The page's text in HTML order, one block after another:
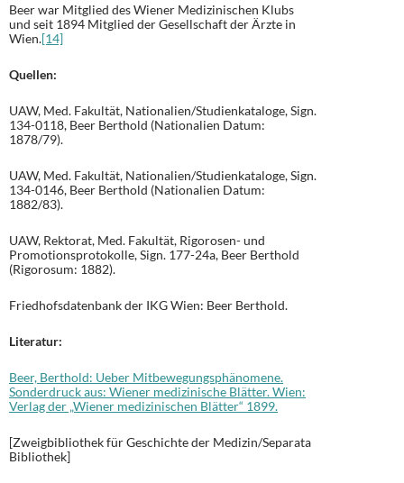
Beer war Mitglied des Wiener Medizinischen Klubs
und seit 1894 Mitglied der Gesellschaft der Ärzte in
Wien.[14]
Quellen:
UAW, Med. Fakultät, Nationalien/Studienkataloge, Sign.
134-0118, Beer Berthold (Nationalien Datum:
1878/79).
UAW, Med. Fakultät, Nationalien/Studienkataloge, Sign.
134-0146, Beer Berthold (Nationalien Datum:
1882/83).
UAW, Rektorat, Med. Fakultät, Rigorosen- und
Promotionsprotokolle, Sign. 177-24a, Beer Berthold
(Rigorosum: 1882).
Friedhofsdatenbank der IKG Wien: Beer Berthold.
Literatur:
Beer, Berthold: Ueber Mitbewegungsphänomene.
Sonderdruck aus: Wiener medizinische Blätter. Wien:
Verlag der „Wiener medizinischen Blätter“ 1899.
[Zweigbibliothek für Geschichte der Medizin/Separata
Bibliothek]